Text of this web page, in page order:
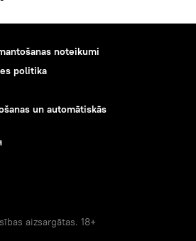
noteikumi
politika
un automātiskās
aizsargātas. 18+